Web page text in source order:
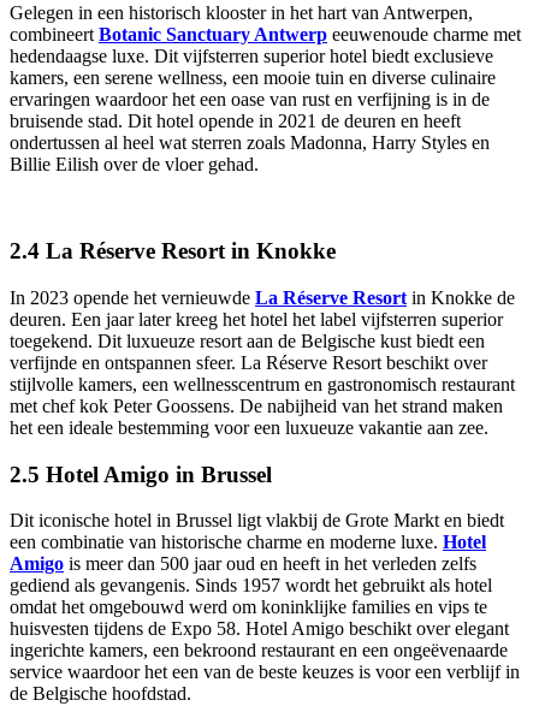
Gelegen in een historisch klooster in het hart van Antwerpen,
combineert Botanic Sanctuary Antwerp eeuwenoude charme met
hedendaagse luxe. Dit vijfsterren superior hotel biedt exclusieve
kamers, een serene wellness, een mooie tuin en diverse culinaire
ervaringen waardoor het een oase van rust en verfijning is in de
bruisende stad. Dit hotel opende in 2021 de deuren en heeft
ondertussen al heel wat sterren zoals Madonna, Harry Styles en
Billie Eilish over de vloer gehad.
2.4 La Réserve Resort in Knokke
In 2023 opende het vernieuwde La Réserve Resort in Knokke de
deuren. Een jaar later kreeg het hotel het label vijfsterren superior
toegekend. Dit luxueuze resort aan de Belgische kust biedt een
verfijnde en ontspannen sfeer. La Réserve Resort beschikt over
stijlvolle kamers, een wellnesscentrum en gastronomisch restaurant
met chef kok Peter Goossens. De nabijheid van het strand maken
het een ideale bestemming voor een luxueuze vakantie aan zee.
2.5 Hotel Amigo in Brussel
Dit iconische hotel in Brussel ligt vlakbij de Grote Markt en biedt
een combinatie van historische charme en moderne luxe. Hotel
Amigo is meer dan 500 jaar oud en heeft in het verleden zelfs
gediend als gevangenis. Sinds 1957 wordt het gebruikt als hotel
omdat het omgebouwd werd om koninklijke families en vips te
huisvesten tijdens de Expo 58. Hotel Amigo beschikt over elegant
ingerichte kamers, een bekroond restaurant en een ongeëvenaarde
service waardoor het een van de beste keuzes is voor een verblijf in
de Belgische hoofdstad.